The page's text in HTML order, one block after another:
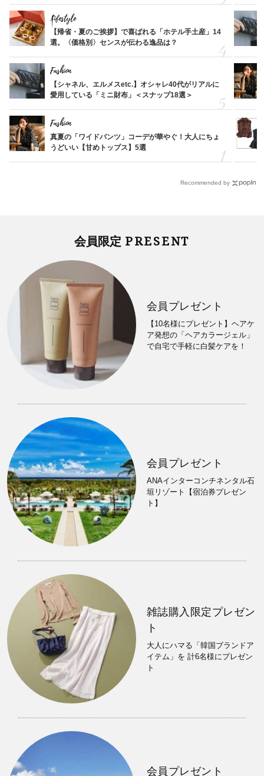
Lifestyle
【帰省・夏のご挨拶】で喜ばれる「ホテル手土産」14
選。〈価格別〉センスが伝わる逸品は？
Fashion
【シャネル、エルメスetc.】オシャレ40代がリアルに
愛用している「ミニ財布」＜スナップ18選＞
Fashion
真夏の「ワイドパンツ」コーデが華やぐ！大人にちょ
うどいい【甘めトップス】5選
Recommended by
会員限定 PRESENT
会員プレゼント
【10名様にプレゼント】ヘアケ
ア発想の「ヘアカラージェル」
で自宅で手軽に白髪ケアを！
会員プレゼント
ANAインターコンチネンタル石
垣リゾート【宿泊券プレゼン
ト】
雑誌購入限定プレゼン
ト
大人にハマる「韓国ブランドア
イテム」を 計6名様にプレゼン
ト
会員プレゼント